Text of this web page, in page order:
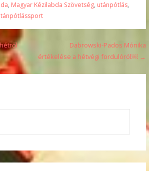
, Magyar Kézilabda Szövetség, utánpótlás,
Dabrowski-Pados Mónika
értékelése a hétvégi fordulóról￼ →